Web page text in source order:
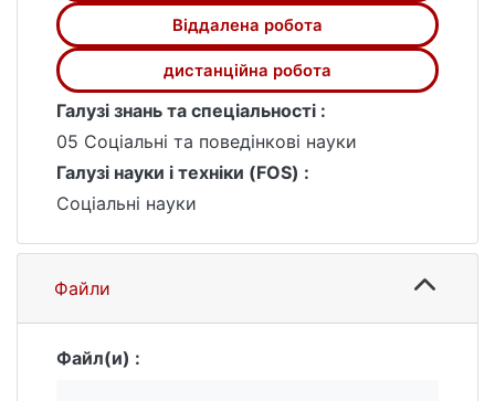
посилення соціальної підтримки,
впровадження гнучких робочих графіків та
розвиток індивідуальних копінг-стратегій.
Віддалена робота
дистанційна робота
Галузі знань та спеціальності :
05 Соціальні та поведінкові науки
Галузі науки і техніки (FOS) :
Соціальні науки
Файли
Файл(и) :